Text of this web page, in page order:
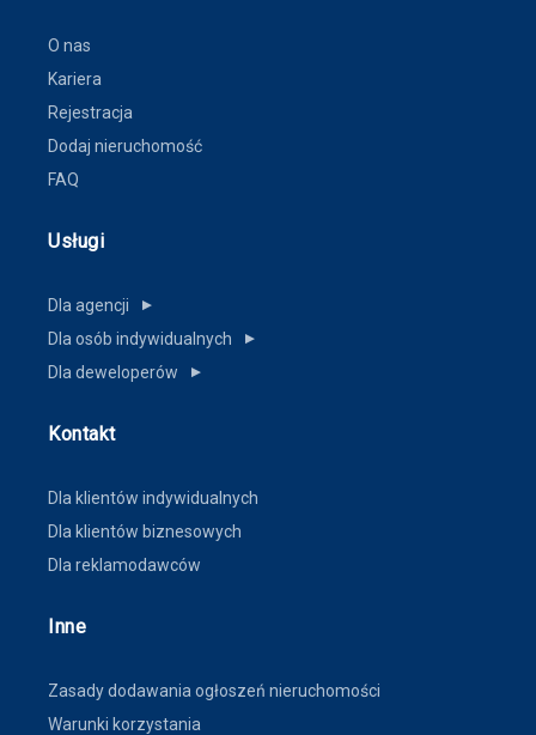
O nas
Kariera
Rejestracja
Dodaj nieruchomość
FAQ
Usługi
Dla agencji ▼
Dla osób indywidualnych ▼
Dla deweloperów ▼
Kontakt
Dla klientów indywidualnych
Dla klientów biznesowych
Dla reklamodawców
Inne
Zasady dodawania ogłoszeń nieruchomości
Warunki korzystania